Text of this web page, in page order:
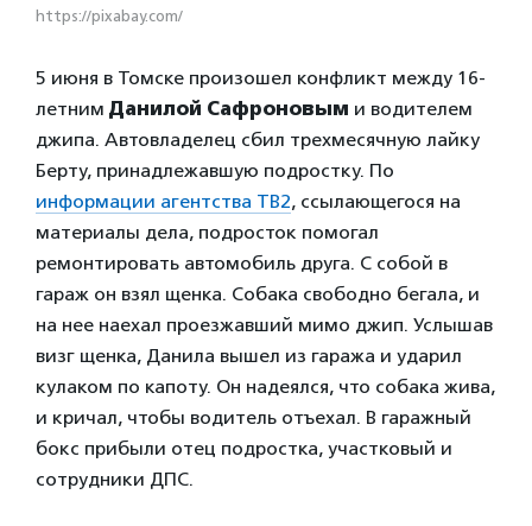
https://pixabay.com/
5 июня в Томске произошел конфликт между 16-
летним Данилой Сафроновым и водителем
джипа. Автовладелец сбил трехмесячную лайку
Берту, принадлежавшую подростку. По
информации агентства ТВ2, ссылающегося на
материалы дела, подросток помогал
ремонтировать автомобиль друга. С собой в
гараж он взял щенка. Собака свободно бегала, и
на нее наехал проезжавший мимо джип. Услышав
визг щенка, Данила вышел из гаража и ударил
кулаком по капоту. Он надеялся, что собака жива,
и кричал, чтобы водитель отъехал. В гаражный
бокс прибыли отец подростка, участковый и
сотрудники ДПС.